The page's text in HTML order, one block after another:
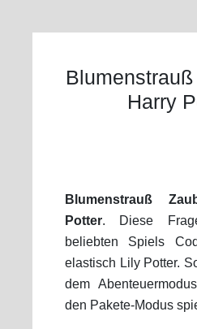
Harry
Blumenstrauß
Potter. Diese
beliebten Spiels
elastisch Lily Potter.
dem
den Pakete-Modus